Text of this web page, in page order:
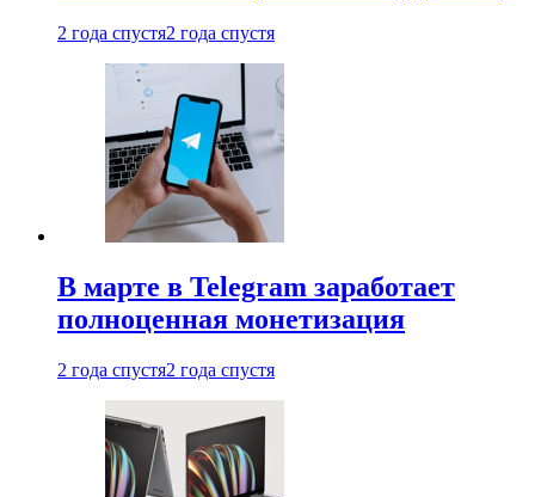
2 года спустя2 года спустя
В марте в Telegram заработает
полноценная монетизация
2 года спустя2 года спустя